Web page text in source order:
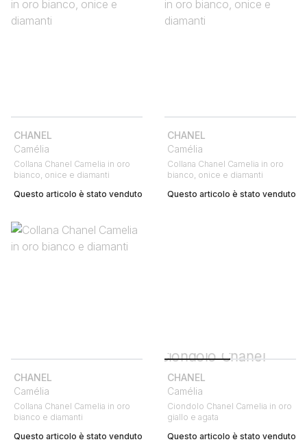
CHANEL
Camélia
Collana Chanel Camelia in oro
bianco, onice e diamanti
Questo articolo è stato venduto
CHANEL
Camélia
Collana Chanel Camelia in oro
bianco, onice e diamanti
Questo articolo è stato venduto
CHANEL
Camélia
Collana Chanel Camelia in oro
bianco e diamanti
Questo articolo è stato venduto
CHANEL
Camélia
Ciondolo Chanel Camelia in oro
giallo e agata
Questo articolo è stato venduto